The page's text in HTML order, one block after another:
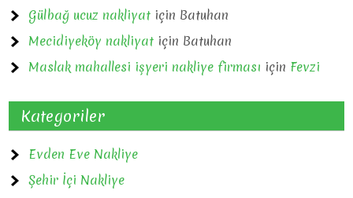
Gülbağ ucuz nakliyat için Batuhan
Mecidiyeköy nakliyat için Batuhan
Maslak mahallesi işyeri nakliye firması için Fevzi
Kategoriler
Evden Eve Nakliye
Şehir İçi Nakliye